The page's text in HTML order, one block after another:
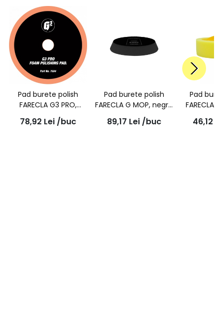
Pad burete polish
FARECLA G3 PRO,
pentu finish, 150mm,
7504
78,92 Lei /buc
Pad burete polish
FARECLA G MOP, negru
angulat, 150mm,
GMF622
89,17 Lei /buc
Pad
FARECLA
46,12